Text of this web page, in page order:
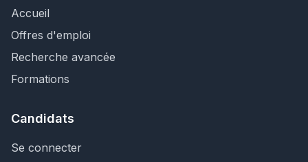
Accueil
Offres d'emploi
Recherche avancée
Formations
Candidats
Se connecter